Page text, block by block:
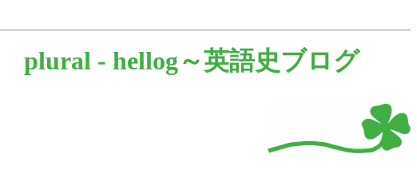
plural - hellog～英語史ブログ